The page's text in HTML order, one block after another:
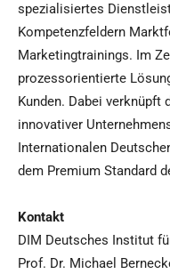
spezialisiertes
Kompetenzfeldern
Marketingtrainings. Im
prozessorientierte
Kunden. Dabei
innovativer
Internationalen
dem Premium Standard
Kontakt
DIM Deutsches Institut
Prof. Dr. Michael